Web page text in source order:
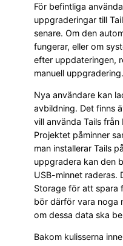
För befintliga
uppgraderingar till
senare. Om den
fungerar, eller om
efter uppdateringen,
manuell uppgradering.
Nya användare kan
avbildning. Det finns
vill använda Tails från
Projektet påminner
man installerar Tails
uppgradera kan den
USB-minnet raderas.
Storage för att spara
bör därför vara noga
om dessa data ska
Bakom kulisserna